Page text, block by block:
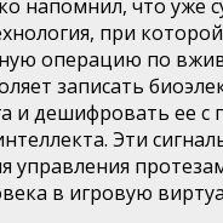
напомнил, что уже
при
операцию по
записать
и дешифровать ее
Эти
управления
в игровую